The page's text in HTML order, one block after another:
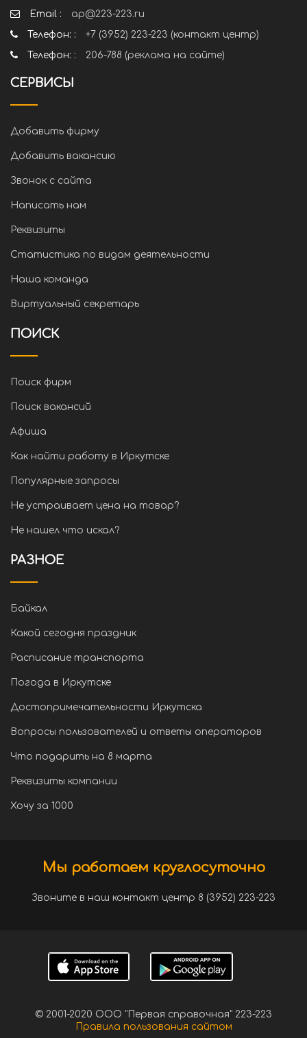
Email :
ap@223-223.ru
Телефон: :
+7 (3952) 223-223 (контакт центр)
Телефон: :
206-788 (реклама на сайте)
СЕРВИСЫ
Добавить фирму
Добавить вакансию
Звонок с сайта
Написать нам
Реквизиты
Статистика по видам деятельности
Наша команда
Виртуальный секретарь
ПОИСК
Поиск фирм
Поиск вакансий
Афиша
Как найти работу в Иркутске
Популярные запросы
Не устраивает цена на товар?
Не нашел что искал?
РАЗНОЕ
Байкал
Какой сегодня праздник
Расписание транспорта
Погода в Иркутске
Достопримечательности Иркутска
Вопросы пользователей и ответы операторов
Что подарить на 8 марта
Реквизиты компании
Хочу за 1000
Мы работаем круглосуточно
Звоните в наш контакт центр 8 (3952) 223-223
© 2001-2020 ООО "Первая справочная" 223-223
Правила пользования сайтом